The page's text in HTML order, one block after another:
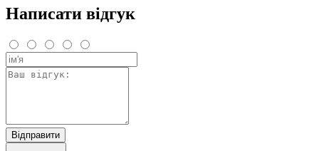
Написати відгук
Відправити